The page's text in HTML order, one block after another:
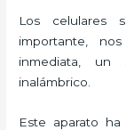
Los celulares
importante,
inmediata,
inalámbrico.
Este aparato